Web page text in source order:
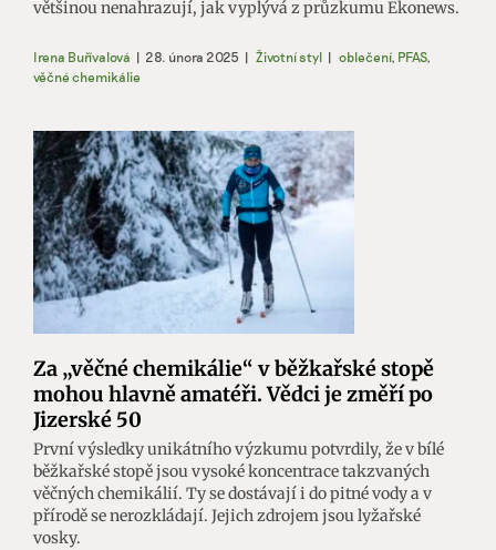
většinou nenahrazují, jak vyplývá z průzkumu Ekonews.
Irena Buřívalová | 28. února 2025 | Životní styl | oblečení, PFAS,
věčné chemikálie
Za „věčné chemikálie“ v běžkařské stopě
mohou hlavně amatéři. Vědci je změří po
Jizerské 50
První výsledky unikátního výzkumu potvrdily, že v bílé
běžkařské stopě jsou vysoké koncentrace takzvaných
věčných chemikálií. Ty se dostávají i do pitné vody a v
přírodě se nerozkládají. Jejich zdrojem jsou lyžařské
vosky.